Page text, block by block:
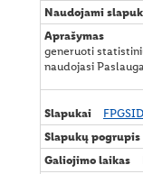
generuoti
naudojasi
FPGSID